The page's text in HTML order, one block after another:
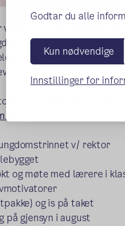
Godtar du alle
Kun nødvendige
Innstillinger for
til bli-kjent-
skole kommer i følge
samme
Det blir en kort
er det fint om dette
v/ rektor
og møte med lærere i
og is på taket
på gjensyn i august